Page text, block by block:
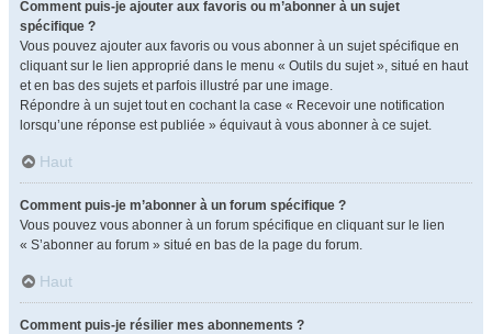
Comment puis-je ajouter aux favoris ou m’abonner à un sujet
spécifique ?
Vous pouvez ajouter aux favoris ou vous abonner à un sujet spécifique en
cliquant sur le lien approprié dans le menu « Outils du sujet », situé en haut
et en bas des sujets et parfois illustré par une image.
Répondre à un sujet tout en cochant la case « Recevoir une notification
lorsqu’une réponse est publiée » équivaut à vous abonner à ce sujet.
Haut
Comment puis-je m’abonner à un forum spécifique ?
Vous pouvez vous abonner à un forum spécifique en cliquant sur le lien
« S’abonner au forum » situé en bas de la page du forum.
Haut
Comment puis-je résilier mes abonnements ?